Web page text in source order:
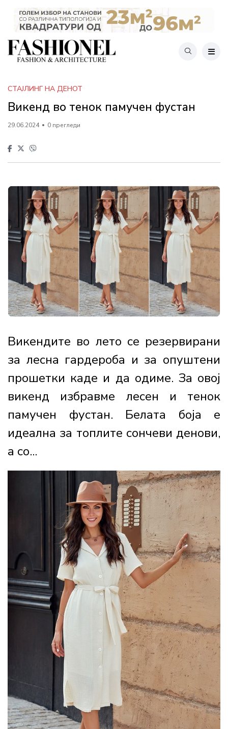
СТАЈЛИНГ НА ДЕНОТ
Викенд во тенок памучен фустан
29.06.2024 0 прегледи
Викендите во лето се резервирани
за лесна гардероба и за опуштени
прошетки каде и да одиме. За овој
викенд избравме лесен и тенок
памучен фустан. Белата боја е
идеална за топлите сончеви денови,
а со...